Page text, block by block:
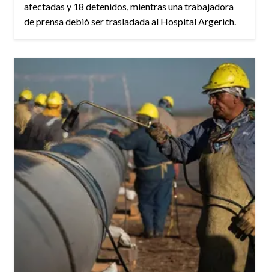
afectadas y 18 detenidos, mientras una trabajadora
de prensa debió ser trasladada al Hospital Argerich.